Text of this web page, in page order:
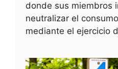
donde sus miembros
neutralizar el
mediante el ejercicio